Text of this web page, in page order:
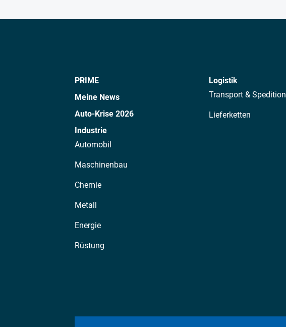
PRIME
Meine News
Auto-Krise 2026
Industrie
Automobil
Maschinenbau
Chemie
Metall
Energie
Rüstung
Logistik
Transport & Spedition
Lieferketten